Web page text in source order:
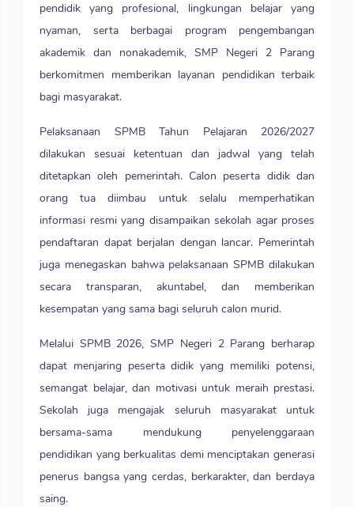
pendidik yang profesional, lingkungan belajar yang
nyaman, serta berbagai program pengembangan
akademik dan nonakademik, SMP Negeri 2 Parang
berkomitmen memberikan layanan pendidikan terbaik
bagi masyarakat.
Pelaksanaan SPMB Tahun Pelajaran 2026/2027
dilakukan sesuai ketentuan dan jadwal yang telah
ditetapkan oleh pemerintah. Calon peserta didik dan
orang tua diimbau untuk selalu memperhatikan
informasi resmi yang disampaikan sekolah agar proses
pendaftaran dapat berjalan dengan lancar. Pemerintah
juga menegaskan bahwa pelaksanaan SPMB dilakukan
secara transparan, akuntabel, dan memberikan
kesempatan yang sama bagi seluruh calon murid.
Melalui SPMB 2026, SMP Negeri 2 Parang berharap
dapat menjaring peserta didik yang memiliki potensi,
semangat belajar, dan motivasi untuk meraih prestasi.
Sekolah juga mengajak seluruh masyarakat untuk
bersama-sama mendukung penyelenggaraan
pendidikan yang berkualitas demi menciptakan generasi
penerus bangsa yang cerdas, berkarakter, dan berdaya
saing.